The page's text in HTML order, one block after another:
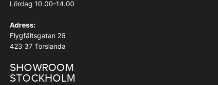
Lördag 10.00-14.00
Adress:
Flygfältsgatan 26
423 37 Torslanda
SHOWROOM
STOCKHOLM